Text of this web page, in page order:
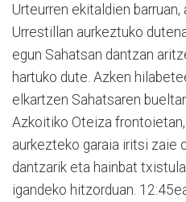
Urteurren ekitaldien
Urrestillan aurkeztuko
egun Sahatsan dantzan
hartuko dute. Azken
elkartzen Sahatsaren
Azkoitiko Oteiza
aurkezteko garaia iritsi zaie
dantzarik eta hainbat
igandeko hitzorduan.